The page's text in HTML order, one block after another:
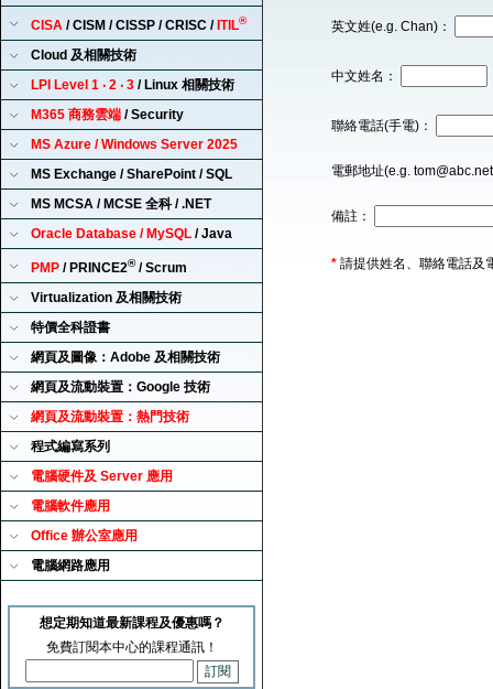
CISA / CISM / CISSP / CRISC / ITIL®
Cloud 及相關技術
LPI Level 1 ‧ 2 ‧ 3 / Linux 相關技術
M365 商務雲端 / Security
MS Azure / Windows Server 2025
MS Exchange / SharePoint / SQL
MS MCSA / MCSE 全科 / .NET
Oracle Database / MySQL / Java
PMP / PRINCE2®/ Scrum
Virtualization 及相關技術
特價全科證書
網頁及圖像：Adobe 及相關技術
網頁及流動裝置：Google 技術
網頁及流動裝置：熱門技術
程式編寫系列
電腦硬件及 Server 應用
電腦軟件應用
Office 辦公室應用
電腦網路應用
想定期知道最新課程及優惠嗎？
免費訂閱本中心的課程通訊！
英文姓(e.g. Chan)：
中文姓名：
聯絡電話(手電)：
電郵地址(e.g.
備註：
* 請提供姓名、聯絡電話及